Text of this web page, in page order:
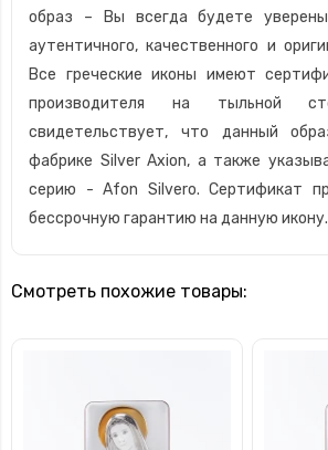
образ – Вы всегда будете
аутентичного, качественного и
Все греческие иконы имеют
производителя на тыльной
свидетельствует, что данный
фабрике Silver Axion, а также
серию - Afon Silvero. Сертификат
бессрочную гарантию на данную икону.
Смотреть похожие товары: